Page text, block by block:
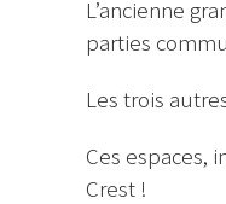
L’ancienne
parties
Les trois
Ces espaces,
Crest !